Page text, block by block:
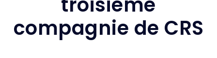
compagnie de CRS